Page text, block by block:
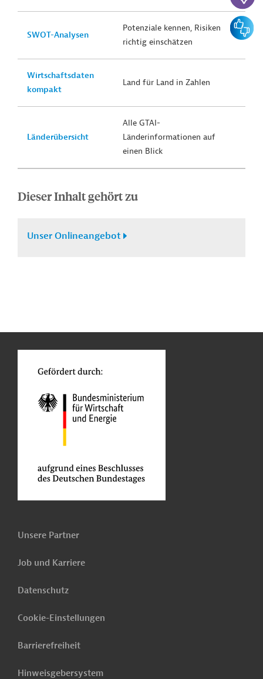
SWOT-Analysen
Potenziale kennen, Risiken
richtig einschätzen
Wirtschaftsdaten
kompakt
Land für Land in Zahlen
Länderübersicht
Alle GTAI-
Länderinformationen auf
einen Blick
Dieser Inhalt gehört zu
Unser Onlineangebot
Unsere Partner
Job und Karriere
Datenschutz
Cookie-Einstellungen
Barrierefreiheit
Hinweisgebersystem